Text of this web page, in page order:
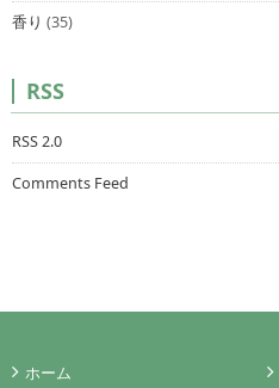
香り (35)
RSS
RSS 2.0
Comments Feed
ホーム